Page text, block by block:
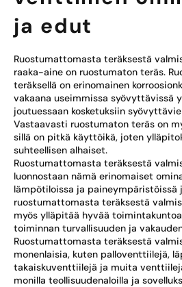
ja edut
Ruostumattomasta teräksestä
raaka-aine on ruostumaton teräs.
teräksellä on erinomainen
vakaana useimmissa syövyttävissä
joutuessaan kosketuksiin
Vastaavasti ruostumaton teräs on
sillä on pitkä käyttöikä, joten
suhteellisen alhaiset.
Ruostumattomasta teräksestä
luonnostaan nämä erinomaiset
lämpötiloissa ja paineympäristöissä
ruostumattomasta teräksestä
myös ylläpitää hyvää
toiminnan turvallisuuden ja
Ruostumattomasta teräksestä
monenlaisia, kuten palloventtiilejä,
takaiskuventtiilejä ja muita
monilla teollisuudenaloilla ja